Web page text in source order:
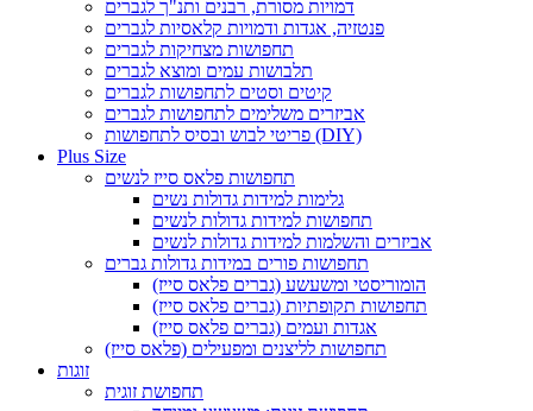
דמויות מסורת, רבנים ותנ"ך לגברים
פנטזיה, אגדות ודמויות קלאסיות לגברים
תחפושות מצחיקות לגברים
תלבושות עמים ומוצא לגברים
קיטים וסטים לתחפושות לגברים
אביזרים משלימים לתחפושות לגברים
פריטי לבוש ובסיס לתחפושות (DIY)
Plus Size
תחפושות פלאס סייז לנשים
גלימות למידות גדולות נשים
תחפושות למידות גדולות לנשים
אביזרים והשלמות למידות גדולות לנשים
תחפושות פורים במידות גדולות גברים
הומוריסטי ומשעשע (גברים פלאס סייז)
תחפושות תקופתיות (גברים פלאס סייז)
אגדות ועמים (גברים פלאס סייז)
תחפושות לליצנים ומפעילים (פלאס סייז)
זוגות
תחפושת זוגית